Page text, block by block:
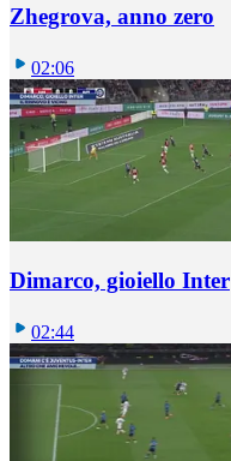
Zhegrova, anno zero
02:06
Dimarco, gioiello Inter
02:44